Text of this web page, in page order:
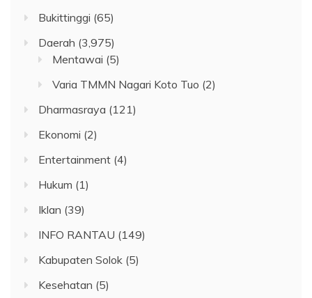
Bukittinggi (65)
Daerah (3,975)
Mentawai (5)
Varia TMMN Nagari Koto Tuo (2)
Dharmasraya (121)
Ekonomi (2)
Entertainment (4)
Hukum (1)
Iklan (39)
INFO RANTAU (149)
Kabupaten Solok (5)
Kesehatan (5)